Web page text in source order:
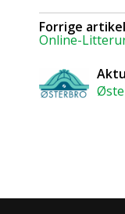
Forrige artikel
Online-